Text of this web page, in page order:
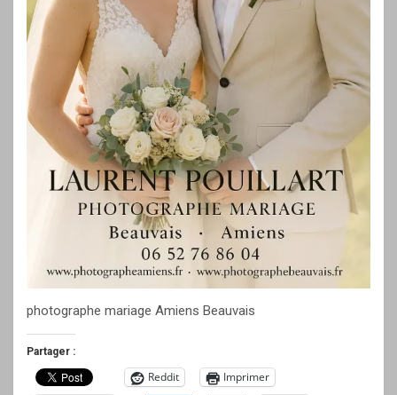
photographe mariage Amiens Beauvais
Partager :
Reddit
Imprimer